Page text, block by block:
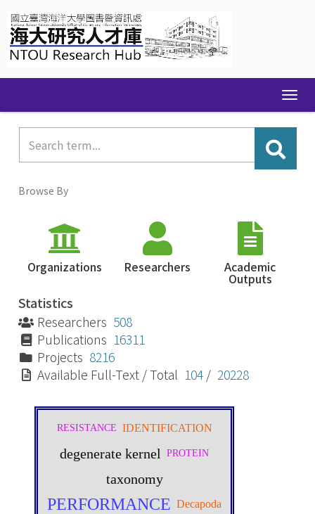
navigation
Browse By
Organizations Researchers Academic
Outputs
Statistics
Researchers 508
Publications 16311
Projects 8216
Available Full-Text / Total 104 / 20228